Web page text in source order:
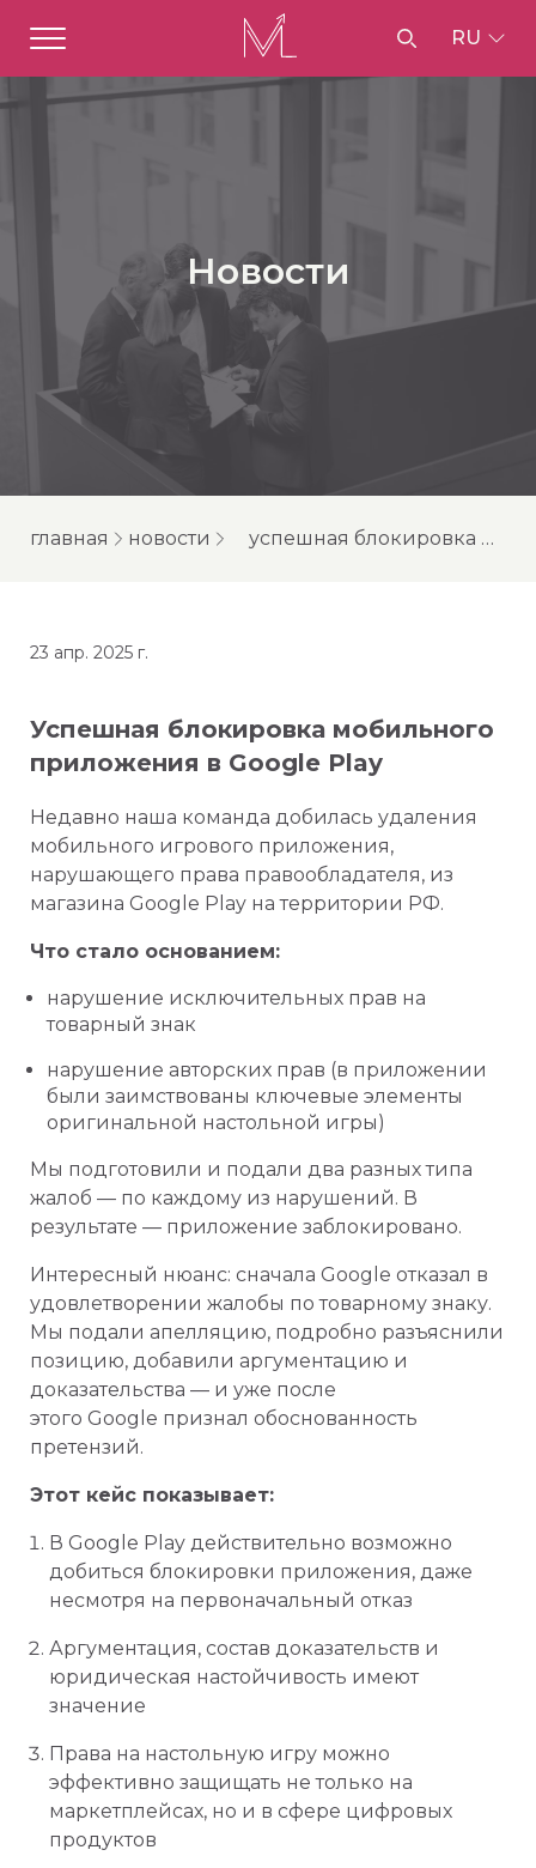
RU
Новости
главная новости успешная блокировка мобильного приложения в google play
23 апр. 2025 г.
Успешная блокировка мобильного
приложения в Google Play
Недавно наша команда добилась удаления
мобильного игрового приложения,
нарушающего права правообладателя, из
магазина Google Play на территории РФ.
Что стало основанием:
нарушение исключительных прав на
товарный знак
нарушение авторских прав (в приложении
были заимствованы ключевые элементы
оригинальной настольной игры)
Мы подготовили и подали два разных типа
жалоб — по каждому из нарушений. В
результате — приложение заблокировано.
Интересный нюанс: сначала Google отказал в
удовлетворении жалобы по товарному знаку.
Мы подали апелляцию, подробно разъяснили
позицию, добавили аргументацию и
доказательства — и уже после
этого Google признал обоснованность
претензий.
Этот кейс показывает:
В Google Play действительно возможно
добиться блокировки приложения, даже
несмотря на первоначальный отказ
Аргументация, состав доказательств и
юридическая настойчивость имеют
значение
Права на настольную игру можно
эффективно защищать не только на
маркетплейсах, но и в сфере цифровых
продуктов